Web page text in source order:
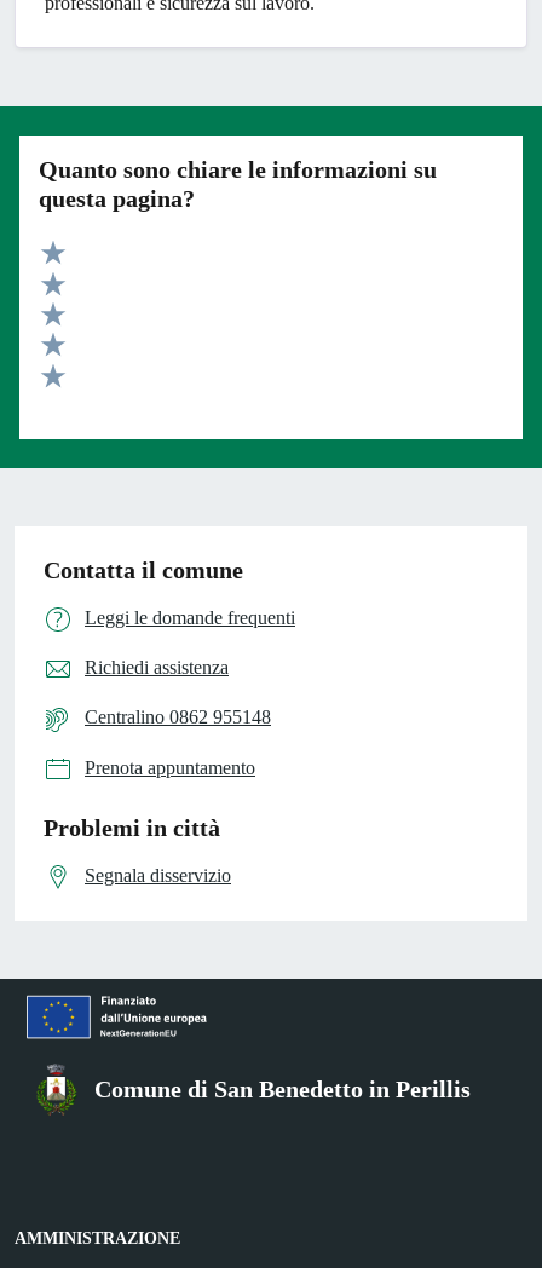
Quanto sono chiare le informazioni su
questa pagina?
Valuta 5 stelle su 5
Valuta 4 stelle su 5
Valuta 3 stelle su 5
Valuta 2 stelle su 5
Contatta il comune
Leggi le domande frequenti
Richiedi assistenza
Centralino 0862 955148
Prenota appuntamento
Problemi in città
Segnala disservizio
Comune di San Benedetto in Perillis
AMMINISTRAZIONE